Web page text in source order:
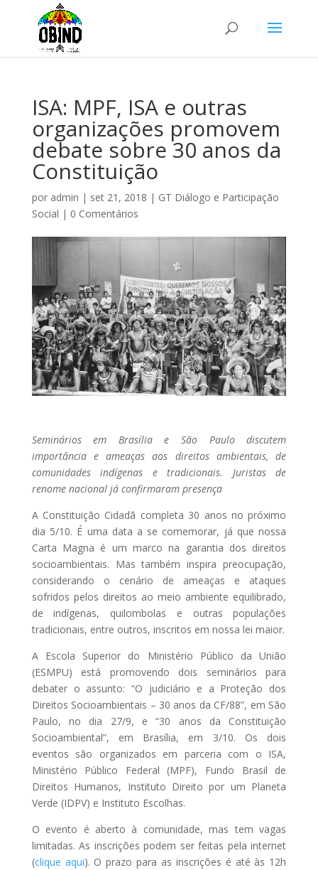
ISA: MPF, ISA e outras
organizações promovem
debate sobre 30 anos da
Constituição
por admin | set 21, 2018 | GT Diálogo e Participação
Social | 0 Comentários
Seminários em Brasília e São Paulo discutem
importância e ameaças aos direitos ambientais, de
comunidades indígenas e tradicionais. Juristas de
renome nacional já confirmaram presença
A Constituição Cidadã completa 30 anos no próximo
dia 5/10. É uma data a se comemorar, já que nossa
Carta Magna é um marco na garantia dos direitos
socioambientais. Mas também inspira preocupação,
considerando o cenário de ameaças e ataques
sofridos pelos direitos ao meio ambiente equilibrado,
de indígenas, quilombolas e outras populações
tradicionais, entre outros, inscritos em nossa lei maior.
A Escola Superior do Ministério Público da União
(ESMPU) está promovendo dois seminários para
debater o assunto: “O judiciário e a Proteção dos
Direitos Socioambientais – 30 anos da CF/88”, em São
Paulo, no dia 27/9, e “30 anos da Constituição
Socioambiental”, em Brasília, em 3/10. Os dois
eventos são organizados em parceria com o ISA,
Ministério Público Federal (MPF), Fundo Brasil de
Direitos Humanos, Instituto Direito por um Planeta
Verde (IDPV) e Instituto Escolhas.
O evento é aberto à comunidade, mas tem vagas
limitadas. As inscrições podem ser feitas pela internet
(clique aqui). O prazo para as inscrições é até às 12h